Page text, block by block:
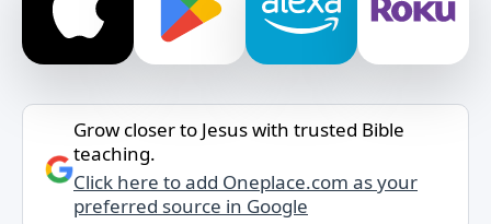
Grow closer to Jesus with trusted Bible
teaching.
Click here to add Oneplace.com as your
preferred source in Google